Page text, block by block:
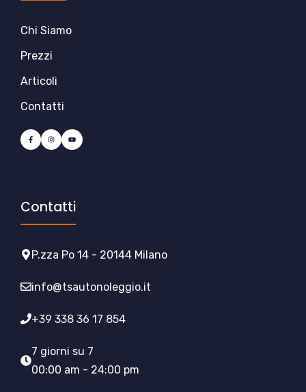
Chi Siamo
Prezzi
Articoli
Contatti
Contatti
P.zza Po 14 - 20144 Milano
info@tsautonoleggio.it
+39 338 36 17 854
7 giorni su 7
00:00 am - 24:00 pm